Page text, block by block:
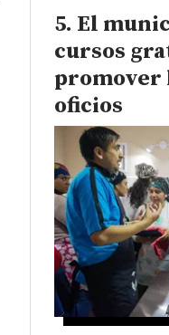
El
cursos
promover
oficios